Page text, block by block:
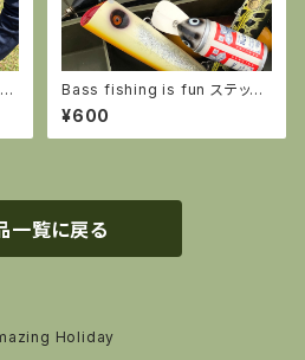
Bass fishing is fun ステッカ
ー
¥600
一覧に戻る
Holiday